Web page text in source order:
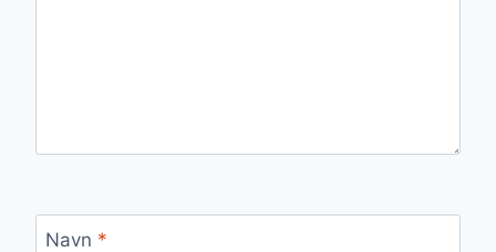
Navn *